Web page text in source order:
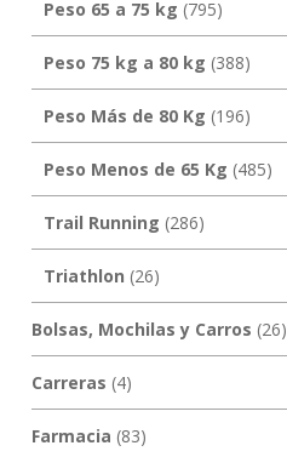
Peso 65 a 75 kg (795)
Peso 75 kg a 80 kg (388)
Peso Más de 80 Kg (196)
Peso Menos de 65 Kg (485)
Trail Running (286)
Triathlon (26)
Bolsas, Mochilas y Carros (26)
Carreras (4)
Farmacia (83)